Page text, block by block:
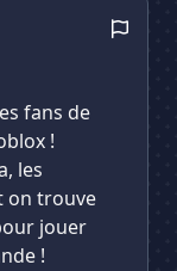
fans de
!
les
on trouve
jouer
!